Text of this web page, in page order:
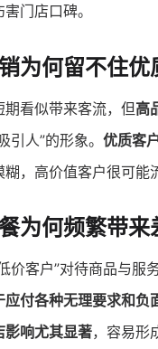
门店口碑。
为何留不住优
期看似带来客流，但高
引人”的形象。 优质客
，高价值客户很可能
为何频繁带来
价客户”对待商品与服
应付各种无理要求和负
影响尤其显著，容易形